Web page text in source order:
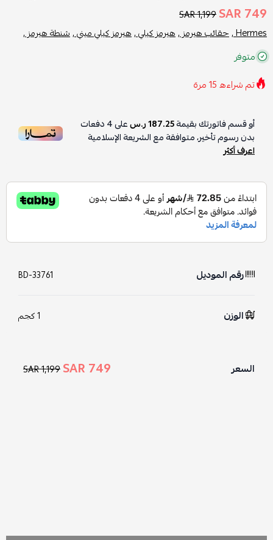
749 SAR
1,199 SAR
Hermes , حقائب هيرمز ,هيرمز كيلي ,هيرمز كيلي ميني ,شنطة هيرمز ,
متوفر
تم شراءه15مرة
أو قسم فاتورتك بقيمة187.25 ر.س على4دفعات
بدون رسوم تأخير، متوافقة مع الشريعة الإسلامية
اعرف أكثر
رقم الموديل BD-33761
الوزن 1 كجم
السعر 749 SAR
1,199 SAR